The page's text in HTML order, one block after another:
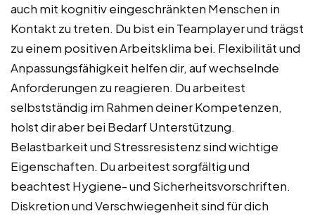
auch mit kognitiv eingeschränkten Menschen in
Kontakt zu treten. Du bist ein Teamplayer und trägst
zu einem positiven Arbeitsklima bei. Flexibilität und
Anpassungsfähigkeit helfen dir, auf wechselnde
Anforderungen zu reagieren. Du arbeitest
selbstständig im Rahmen deiner Kompetenzen,
holst dir aber bei Bedarf Unterstützung.
Belastbarkeit und Stressresistenz sind wichtige
Eigenschaften. Du arbeitest sorgfältig und
beachtest Hygiene- und Sicherheitsvorschriften.
Diskretion und Verschwiegenheit sind für dich